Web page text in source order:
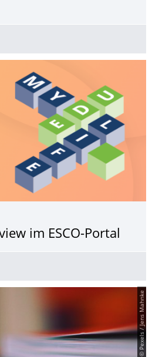
im ESCO-Portal
© Pexels / Jens Mahnke